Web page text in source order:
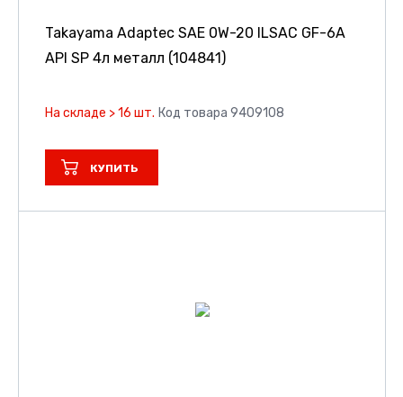
Takayama Adaptec SAE 0W-20 ILSAC GF-6A
API SP 4л металл (104841)
На складе > 16 шт. Код товара 9409108
КУПИТЬ